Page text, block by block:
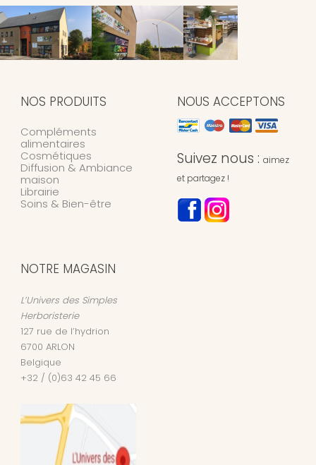
NOS PRODUITS
Compléments
alimentaires
Cosmétiques
Diffusion & Ambiance
maison
Librairie
Soins & Bien-être
NOUS ACCEPTONS
Suivez nous : aimez
et partagez !
NOTRE MAGASIN
L’Univers des Simples
Herboristerie
127 rue de l’hydrion
6700 ARLON
Belgique
+32 / (0)63 42 45 66